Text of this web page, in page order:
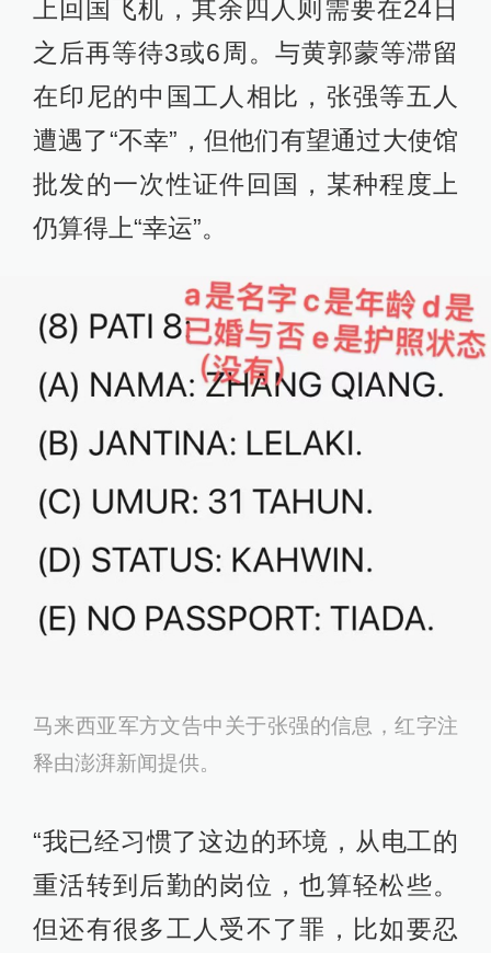
上回国飞机，其余四人则需要在24日
之后再等待3或6周。与黄郭蒙等滞留
在印尼的中国工人相比，张强等五人
遭遇了“不幸”，但他们有望通过大使馆
批发的一次性证件回国，某种程度上
仍算得上“幸运”。
马来西亚军方文告中关于张强的信息，红字注
释由澎湃新闻提供。
“我已经习惯了这边的环境，从电工的
重活转到后勤的岗位，也算轻松些。
但还有很多工人受不了罪，比如要忍